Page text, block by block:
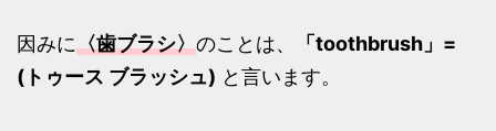
因みに〈歯ブラシ〉のことは、
「toothbrush」=
(トゥース ブラッシュ) と言います。